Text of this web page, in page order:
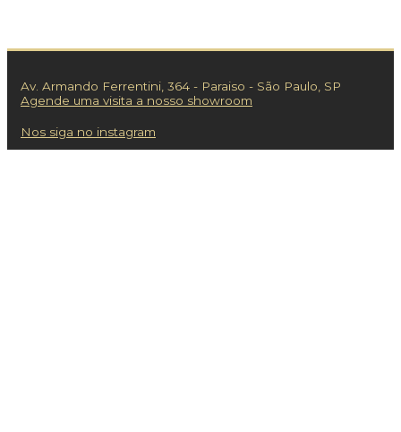
Av. Armando Ferrentini, 364 - Paraiso - São Paulo, SP
Agende uma visita a nosso showroom
Nos siga no instagram